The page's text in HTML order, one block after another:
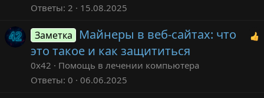
Ответы 2 15.08.2025
Заметка
Майнеры в веб-сайтах: что
это такое и как защититься
0x42
Помощь в лечении компьютера
Ответы 0 06.06.2025